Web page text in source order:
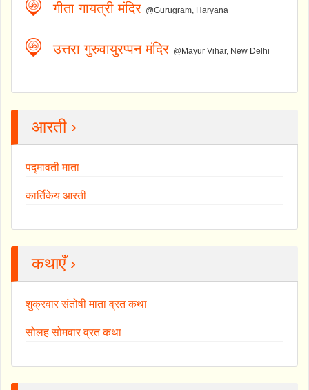
गीता गायत्री मंदिर @Gurugram, Haryana
उत्तरा गुरुवायुरप्पन मंदिर @Mayur Vihar, New Delhi
आरती ›
पद्मावती माता
कार्तिकेय आरती
कथाएँ ›
शुक्रवार संतोषी माता व्रत कथा
सोलह सोमवार व्रत कथा